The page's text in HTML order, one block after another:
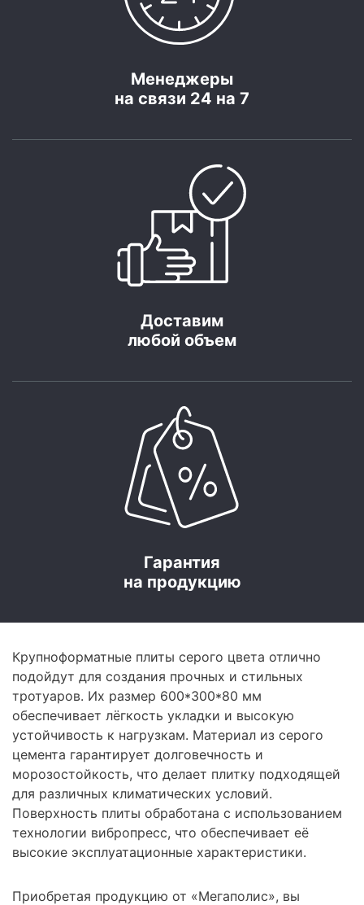
Менеджеры
на связи 24 на 7
Доставим
любой объем
Гарантия
на продукцию
Крупноформатные плиты серого цвета отлично
подойдут для создания прочных и стильных
тротуаров. Их размер 600*300*80 мм
обеспечивает лёгкость укладки и высокую
устойчивость к нагрузкам. Материал из серого
цемента гарантирует долговечность и
морозостойкость, что делает плитку подходящей
для различных климатических условий.
Поверхность плиты обработана с использованием
технологии вибропресс, что обеспечивает её
высокие эксплуатационные характеристики.
Приобретая продукцию от «Мегаполис», вы